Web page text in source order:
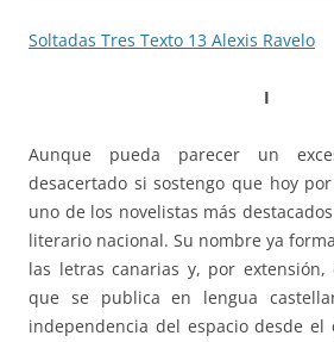
Soltadas Tres Texto 13 Alexis Ravelo
I
Aunque pueda parecer un
desacertado si sostengo que hoy
uno de los novelistas más
literario nacional. Su nombre ya
las letras canarias y, por
que se publica en lengua
independencia del espacio desde el